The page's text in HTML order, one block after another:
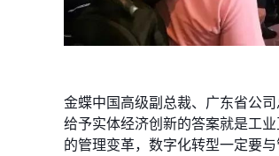
金蝶中国高级副总裁、广东省公
给予实体经济创新的答案就是工
的管理变革，数字化转型一定要与